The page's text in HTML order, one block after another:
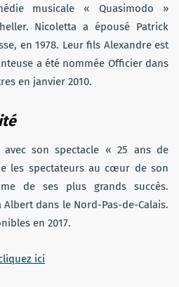
musicale « Quasimodo »
Nicoletta a épousé Patrick
en 1978. Leur fils Alexandre est
a été nommée Officier dans
en janvier 2010.
son spectacle « 25 ans de
les spectateurs au cœur de son
de ses plus grands succès.
dans le Nord-Pas-de-Calais.
en 2017.
ici